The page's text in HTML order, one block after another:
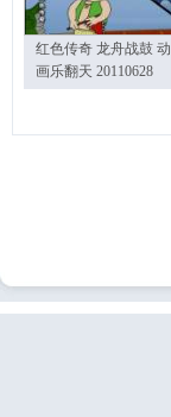
红色传奇 龙舟战鼓 动
画乐翻天 20110628